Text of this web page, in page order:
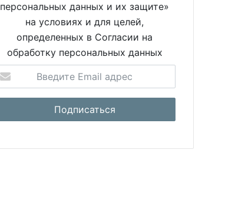
персональных данных и их защите»
на условиях и для целей,
определенных в Согласии на
обработку персональных данных